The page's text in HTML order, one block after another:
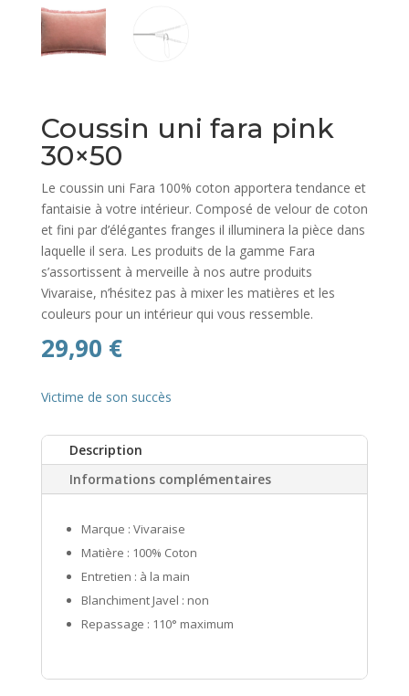
Coussin uni fara pink
30×50
Le coussin uni Fara 100% coton apportera tendance et
fantaisie à votre intérieur. Composé de velour de coton
et fini par d’élégantes franges il illuminera la pièce dans
laquelle il sera. Les produits de la gamme Fara
s’assortissent à merveille à nos autre produits
Vivaraise, n’hésitez pas à mixer les matières et les
couleurs pour un intérieur qui vous ressemble.
29,90 €
Victime de son succès
Description
Informations complémentaires
Marque : Vivaraise
Matière : 100% Coton
Entretien : à la main
Blanchiment Javel : non
Repassage : 110° maximum